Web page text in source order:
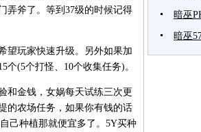
弄斧了。等到37级的时候记得
玩家快速升级。另外如果加
(5个打怪、10个收集任务)。
金钱，女娲每天试练三次更
的农场任务，如果你有钱的话
己种植那就便宜多了。5Y买种
暗巫
暗巫